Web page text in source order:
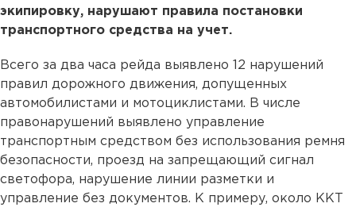
экипировку, нарушают правила постановки
транспортного средства на учет.
Всего за два часа рейда выявлено 12 нарушений
правил дорожного движения, допущенных
автомобилистами и мотоциклистами. В числе
правонарушений выявлено управление
транспортным средством без использования ремня
безопасности, проезд на запрещающий сигнал
светофора, нарушение линии разметки и
управление без документов. К примеру, около ККТ